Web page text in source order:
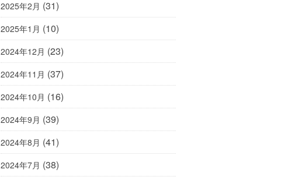
2025年2月 (31)
2025年1月 (10)
2024年12月 (23)
2024年11月 (37)
2024年10月 (16)
2024年9月 (39)
2024年8月 (41)
2024年7月 (38)